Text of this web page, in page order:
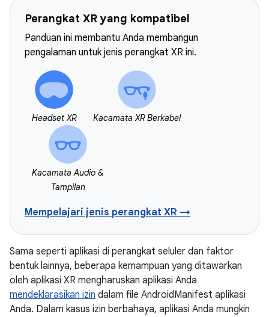
Perangkat XR yang kompatibel
Panduan ini membantu Anda membangun
pengalaman untuk jenis perangkat XR ini.
Headset XR Kacamata XR Berkabel
Kacamata Audio &
Tampilan
Mempelajari jenis perangkat XR →
Sama seperti aplikasi di perangkat seluler dan faktor
bentuk lainnya, beberapa kemampuan yang ditawarkan
oleh aplikasi XR mengharuskan aplikasi Anda
mendeklarasikan izin dalam file AndroidManifest aplikasi
Anda. Dalam kasus izin berbahaya, aplikasi Anda mungkin